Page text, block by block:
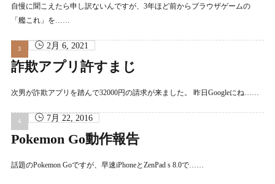
自慢に聞こえたら申し訳ないんですが、3年ほど前からブラウザゲームの
「艦これ」を……
2月 6, 2021
詐欺アプリ許すまじ
次男が詐欺アプリを踏んで32000円の請求が来ました。 昨日Googleにね……
7月 22, 2016
Pokemon Go動作報告
話題のPokemon Goですが、早速iPhoneとZenPad s 8.0で……